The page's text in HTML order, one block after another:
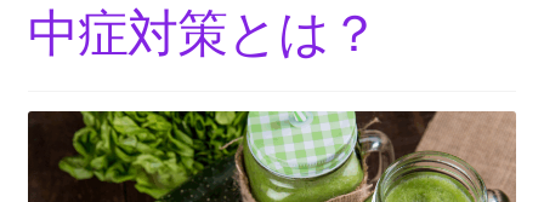
中症対策とは？